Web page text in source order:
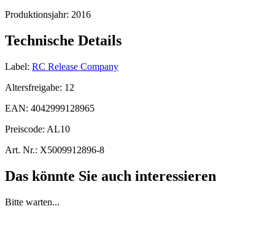
Produktionsjahr: 2016
Technische Details
Label: RC Release Company
Altersfreigabe: 12
EAN: 4042999128965
Preiscode: AL10
Art. Nr.: X5009912896-8
Das könnte Sie auch interessieren
Bitte warten...